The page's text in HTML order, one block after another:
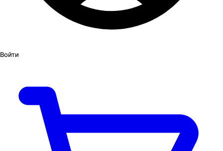
Войти